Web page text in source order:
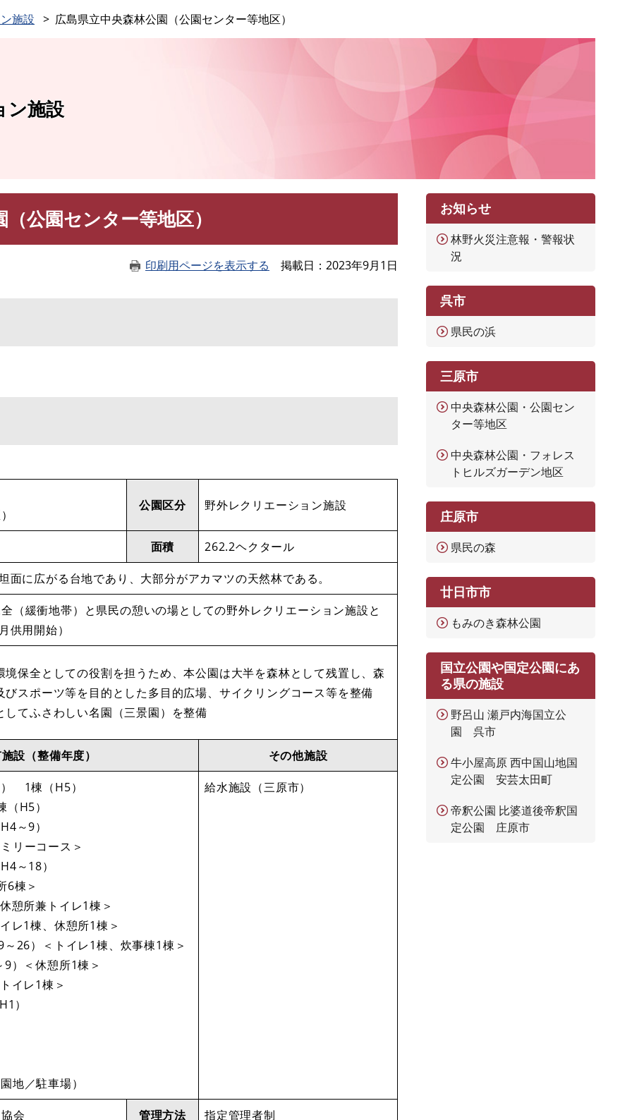
施設 広島県立中央森林公園（公園センター等地区）
ン施設
公園センター等地区）
印刷用ページを表示する 掲載日 2023年9月1日
公園区分 野外レクリエーション施設
面積 262.2ヘクタール
面に広がる台地であり、大部分がアカマツの天然林である。
（緩衝地帯）と県民の憩いの場としての野外レクリエーション施設と
供用開始）
境保全としての役割を担うため、本公園は大半を森林として残置し、森
びスポーツ等を目的とした多目的広場、サイクリングコース等を整備
してふさわしい名園（三景園）を整備
設（整備年度） その他施設
1棟（H5）
H5）
～9）
リーコース＞
～18）
棟＞
憩所兼トイレ1棟＞
レ1棟、休憩所1棟＞
26）​＜トイレ1棟、炊事棟1棟＞
）＜休憩所1棟＞
イレ1棟＞
）
地／駐車場）
給水施設（三原市）
会 管理方法 指定管理者制
お知らせ
林野火災注意報・警報状
況
呉市
県民の浜
三原市
中央森林公園・公園セン
ター等地区
中央森林公園・フォレス
トヒルズガーデン地区
庄原市
県民の森
廿日市市
もみのき森林公園
国立公園や国定公園にあ
る県の施設
野呂山 瀬戸内海国立公
園 呉市
牛小屋高原 西中国山地国
定公園 安芸太田町
帝釈公園 比婆道後帝釈国
定公園 庄原市